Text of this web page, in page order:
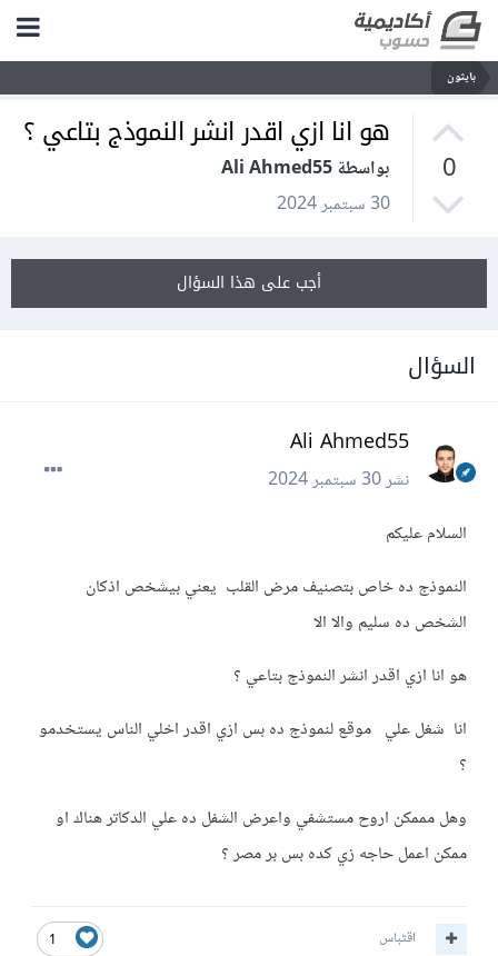
بايثون
0
هو انا ازي اقدر انشر النموذج بتاعي ؟
بواسطة Ali Ahmed55
30 سبتمبر 2024
أجب على هذا السؤال
السؤال
Ali Ahmed55
نشر30 سبتمبر 2024
السلام عليكم
النموذج ده خاص بتصنيف مرض القلب يعني بيشخص اذكان
الشخص ده سليم والا الا
هو انا ازي اقدر انشر النموذج بتاعي ؟
انا شغل علي موقع لنموذج ده بس ازي اقدر اخلي الناس يستخدمو
؟
وهل مممكن اروح مستشفي واعرض الشفل ده علي الدكاتر هناك او
ممكن اعمل حاجه زي كده بس بر مصر ؟
1 اقتباس